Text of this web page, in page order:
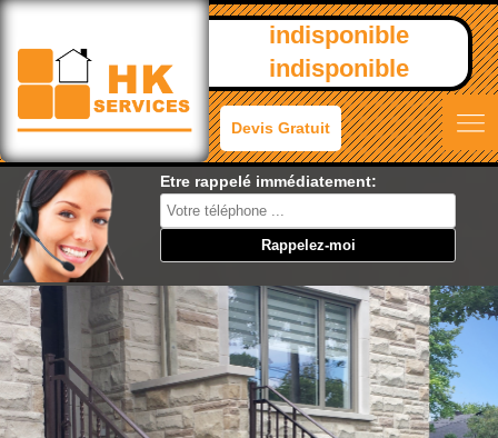
indisponible
indisponible
Devis Gratuit
Etre rappelé immédiatement: